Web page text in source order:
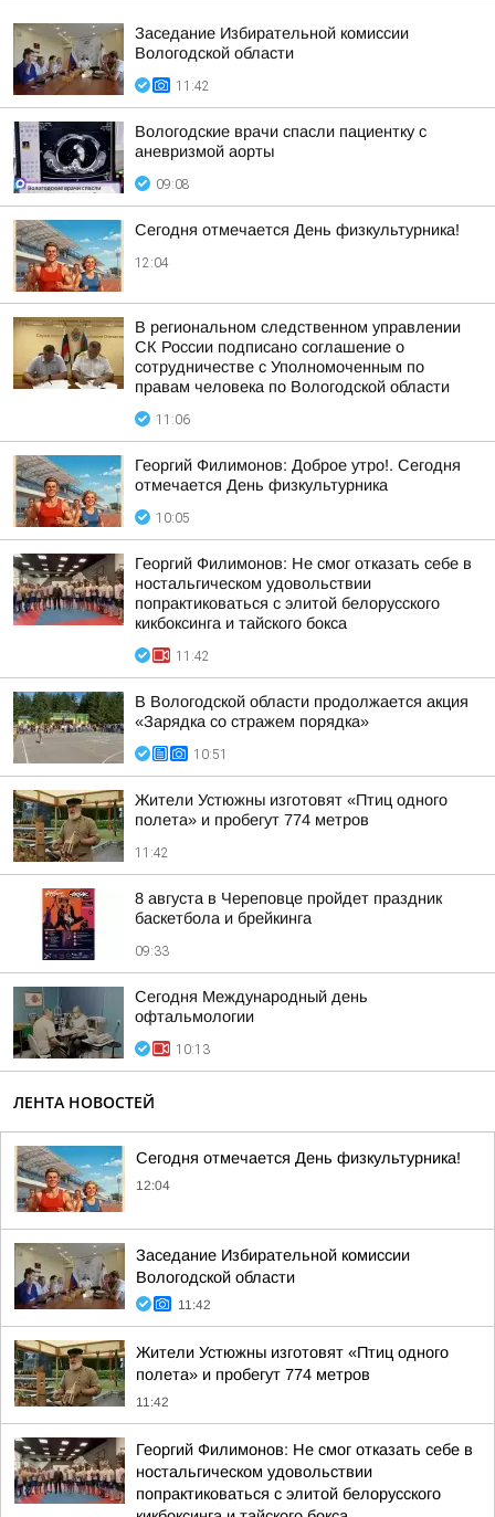
Заседание Избирательной комиссии
Вологодской области
11:42
Вологодские врачи спасли пациентку с
аневризмой аорты
09:08
Сегодня отмечается День физкультурника!
12:04
В региональном следственном управлении
СК России подписано соглашение о
сотрудничестве с Уполномоченным по
правам человека по Вологодской области
11:06
Георгий Филимонов: Доброе утро!. Сегодня
отмечается День физкультурника
10:05
Георгий Филимонов: Не смог отказать себе в
ностальгическом удовольствии
попрактиковаться с элитой белорусского
кикбоксинга и тайского бокса
11:42
В Вологодской области продолжается акция
«Зарядка со стражем порядка»
10:51
Жители Устюжны изготовят «Птиц одного
полета» и пробегут 774 метров
11:42
8 августа в Череповце пройдет праздник
баскетбола и брейкинга
09:33
Сегодня Международный день
офтальмологии
10:13
ЛЕНТА НОВОСТЕЙ
Сегодня отмечается День физкультурника!
12:04
Заседание Избирательной комиссии
Вологодской области
11:42
Жители Устюжны изготовят «Птиц одного
полета» и пробегут 774 метров
11:42
Георгий Филимонов: Не смог отказать себе в
ностальгическом удовольствии
попрактиковаться с элитой белорусского